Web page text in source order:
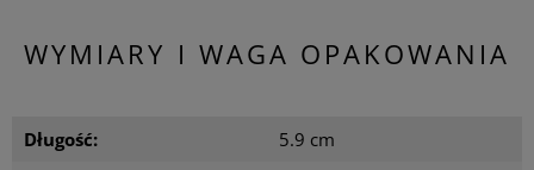
WYMIARY I WAGA OPAKOWANIA
Długość:
5.9 cm